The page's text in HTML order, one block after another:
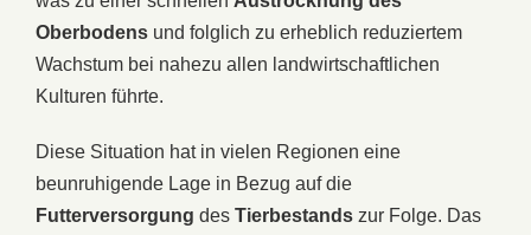
Oberbodens und folglich zu erheblich reduziertem
Wachstum bei nahezu allen landwirtschaftlichen
Kulturen führte.
Diese Situation hat in vielen Regionen eine
beunruhigende Lage in Bezug auf die
Futterversorgung des Tierbestands zur Folge. Das